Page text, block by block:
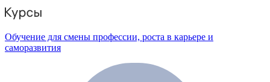
Обучение для смены профессии, роста в карьере и
саморазвития